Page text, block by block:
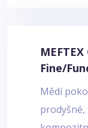
Fine/
Mědí
prodyšné,